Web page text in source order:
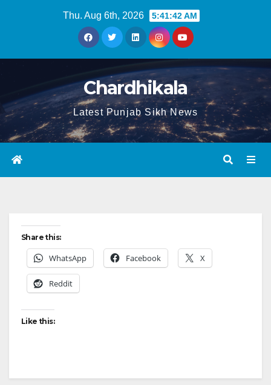
Thu. Aug 6th, 2026 5:41:42 AM
Chardhikala
Latest Punjab Sikh News
Share this:
WhatsApp Facebook X
Reddit
Like this: